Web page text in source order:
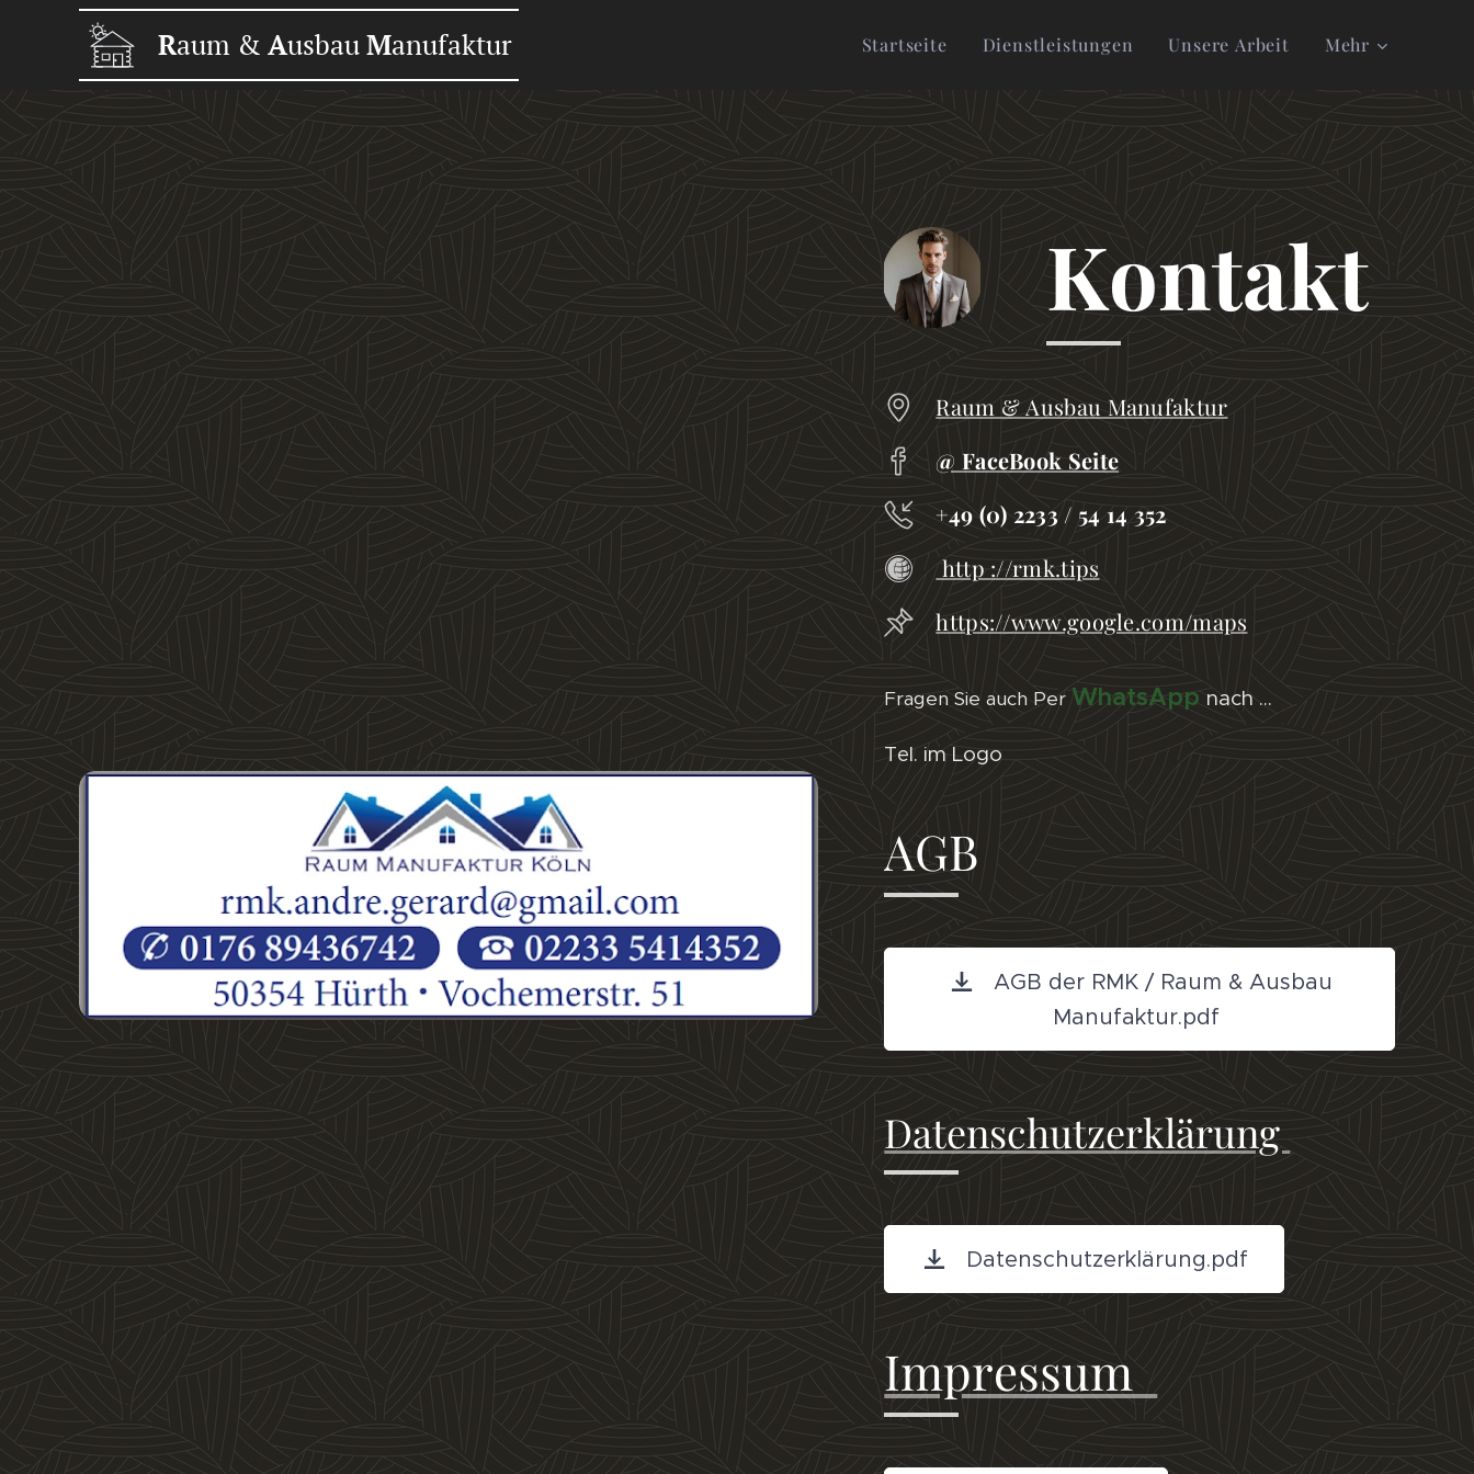
Raum & AusbauManufaktur Startseite Dienstleistungen Unsere Arbeit Mehr
Kontakt
Raum & Ausbau Manufaktur
@ FaceBook Seite
+49 (0) 2233 / 54 14 352
http ://rmk.tips
https://www.google.com/maps
Fragen Sie auch Per WhatsApp nach ...
Tel. im Logo
AGB
AGB der RMK / Raum & Ausbau
Manufaktur.pdf
Datenschutzerklärung
Datenschutzerklärung.pdf
Impressum